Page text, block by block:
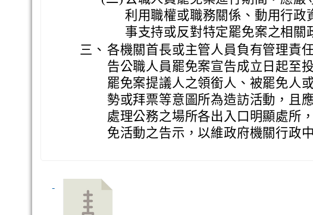
利用職權或職務關係、動用行政
事支持或反對特定罷免案之相關
三、 各機關首長或主管人員負有管理責
告公職人員罷免案宣告成立日起至
罷免案提議人之領銜人、被罷免人
勢或拜票等意圖所為造訪活動，且
處理公務之場所各出入口明顯處所
免活動之告示，以維政府機關行政